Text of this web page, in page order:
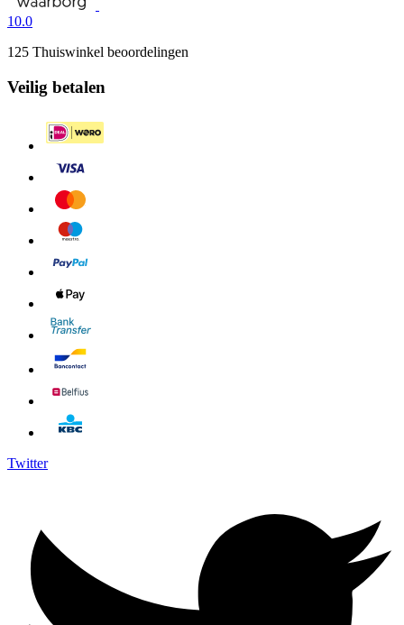
10.0
125 Thuiswinkel beoordelingen
Veilig betalen
Twitter